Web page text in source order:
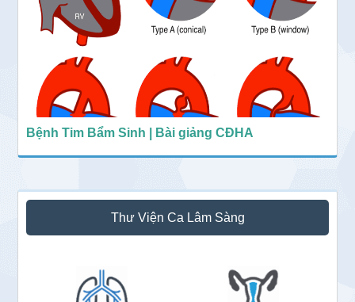
Bệnh Tim Bẩm Sinh | Bài giảng CĐHA
Thư Viện Ca Lâm Sàng